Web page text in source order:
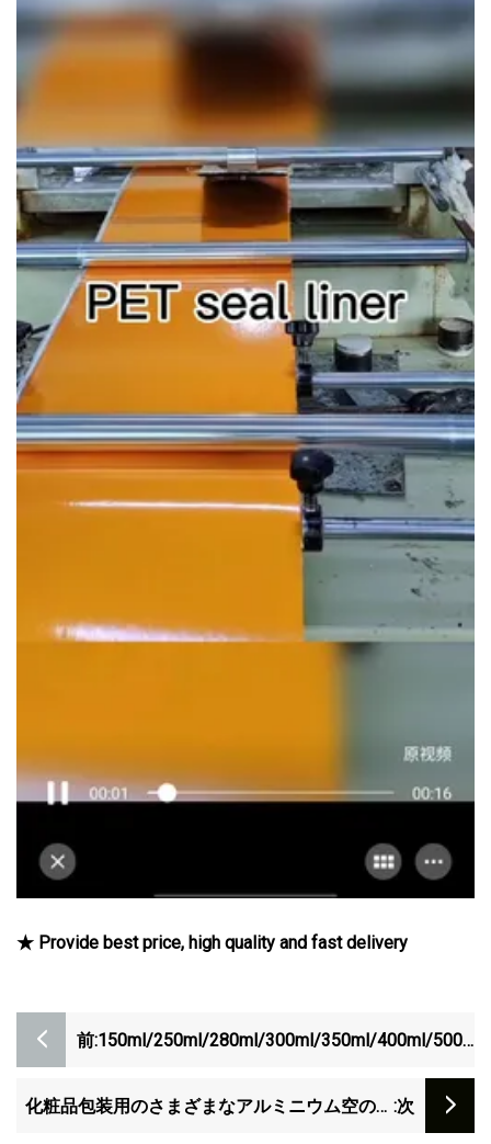
★ Provide best price, high quality and fast delivery
前:150ml/250ml/280ml/300ml/350ml/400ml/500ml
ブランデー/ビール/化粧品/ウイスキー/香水/エ
ッセンシャルオイルガラスボトルメーカー
化粧品包装用のさまざまなアルミニウム空の香 :次